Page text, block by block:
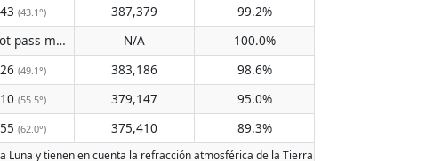
(43.1°) 387,379
99.2%
Does not pass meridian N/A
100.0%
(49.1°) 383,186
98.6%
(55.5°) 379,147
95.0%
(62.0°) 375,410 89.3%
y tienen en cuenta la refracción atmosférica de la Tierra. Las fechas se